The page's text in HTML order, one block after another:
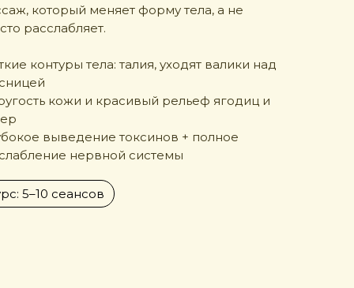
который меняет форму тела, а не
расслабляет.
контуры тела: талия, уходят валики над
кожи и красивый рельеф ягодиц и
выведение токсинов + полное
нервной системы
5–10 сеансов